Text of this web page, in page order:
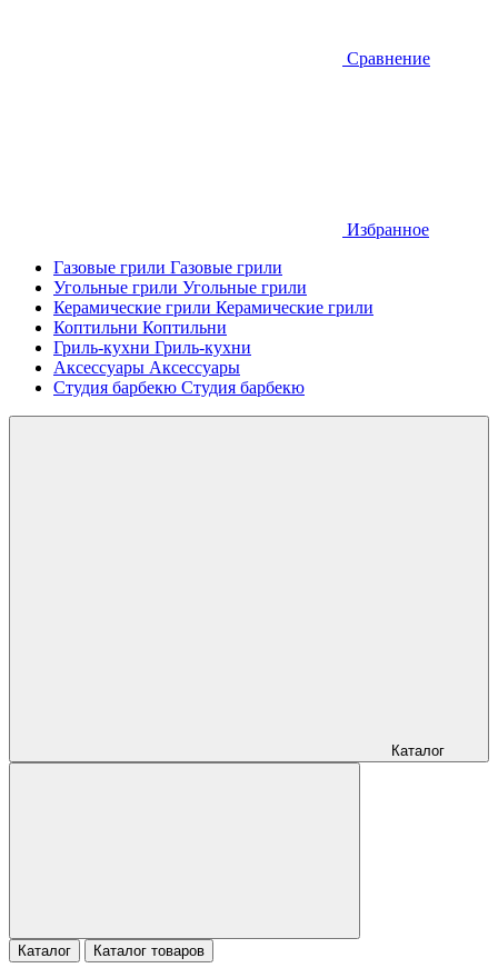
Сравнение
Избранное
Газовые грили Газовые грили
Угольные грили Угольные грили
Керамические грили Керамические грили
Коптильни Коптильни
Гриль-кухни Гриль-кухни
Аксессуары Аксессуары
Студия барбекю Студия барбекю
Каталог
Каталог Каталог товаров